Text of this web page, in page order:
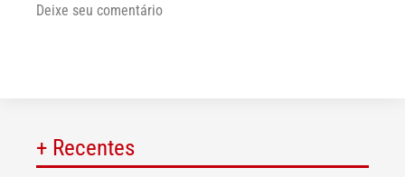
Deixe seu comentário
+ Recentes